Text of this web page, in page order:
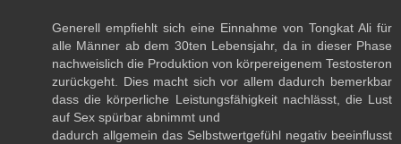
Generell empfiehlt sich eine Einnahme von Tongkat Ali für
alle Männer ab dem 30ten Lebensjahr, da in dieser Phase
nachweislich die Produktion von körpereigenem Testosteron
zurückgeht. Dies macht sich vor allem dadurch bemerkbar
dass die körperliche Leistungsfähigkeit nachlässt, die Lust
auf Sex spürbar abnimmt und
dadurch allgemein das Selbstwertgefühl negativ beeinflusst